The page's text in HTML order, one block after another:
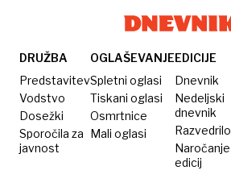
DRUŽBA
Predstavitev
Vodstvo
Dosežki
Sporočila za
javnost
OGLAŠEVANJE
Spletni oglasi
Tiskani oglasi
Osmrtnice
Mali oglasi
EDICIJE
Dnevnik
Nedeljski
dnevnik
Razvedrilo
Naročanje
edicij